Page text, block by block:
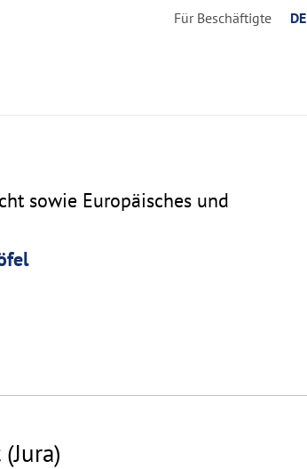
Für Beschäftigte DE
sowie Europäisches und